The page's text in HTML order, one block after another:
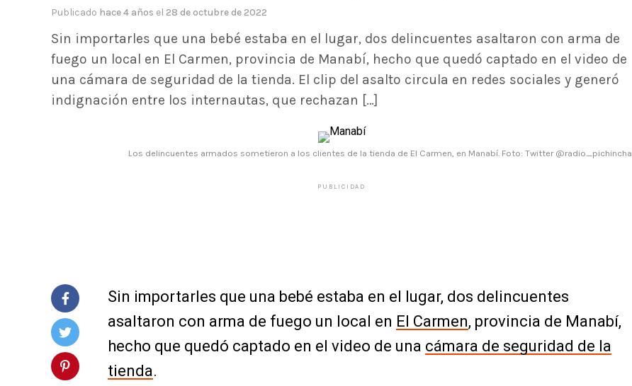
Publicado hace 4 años el 28 de octubre de 2022
Sin importarles que una bebé estaba en el lugar, dos delincuentes asaltaron con arma de
fuego un local en El Carmen, provincia de Manabí, hecho que quedó captado en el video de
una cámara de seguridad de la tienda. El clip del asalto circula en redes sociales y generó
indignación entre los internautas, que rechazan […]
Los delincuentes armados sometieron a los clientes de la tienda de El Carmen, en Manabí. Foto: Twitter @radio_pichincha
PUBLICIDAD
Sin importarles que una bebé estaba en el lugar, dos delincuentes
asaltaron con arma de fuego un local en El Carmen, provincia de Manabí,
hecho que quedó captado en el video de una cámara de seguridad de la
tienda.